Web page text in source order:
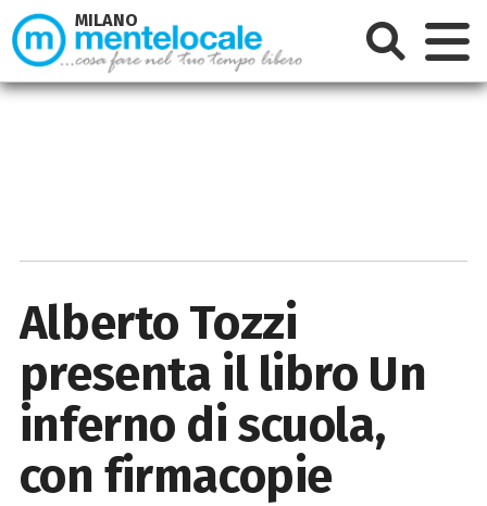
Alberto Tozzi
presenta il libro Un
inferno di scuola,
con firmacopie
MILANO